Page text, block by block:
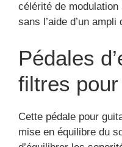
célérité de
sans l’aide d’un
Pédales
filtres
Cette pédale pour
mise en équilibre du